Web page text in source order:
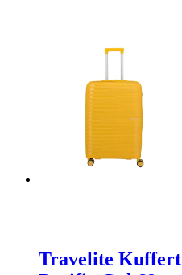
Travelite Kuffert